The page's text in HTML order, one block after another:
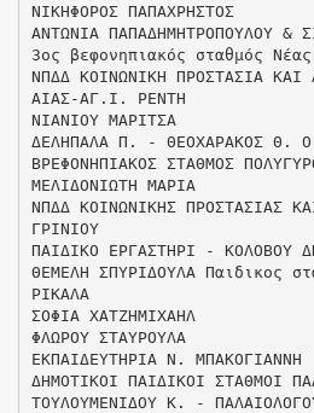
ΝΙΚΗΦΟΡΟΣ ΠΑΠΑΧΡΗΣΤΟΣ
ΑΝΤΩΝΙΑ ΠΑΠΑΔΗΜΗΤΡΟΠΟΥΛΟΥ &
3ος βεφονηπιακός σταθμός
ΝΠΔΔ ΚΟΙΝΩΝΙΚΗ ΠΡΟΣΤΑΣΙΑ ΚΑΙ
ΑΙΑΣ-ΑΓ.Ι. ΡΕΝΤΗ
ΝΙΑΝΙΟΥ ΜΑΡΙΤΣΑ
ΔΕΛΗΠΑΛΑ Π. - ΘΕΟΧΑΡΑΚΟΣ Θ.
ΒΡΕΦΟΝΗΠΙΑΚΟΣ ΣΤΑΘΜΟΣ
ΜΕΛΙΔΟΝΙΩΤΗ ΜΑΡΙΑ
ΝΠΔΔ ΚΟΙΝΩΝΙΚΗΣ ΠΡΟΣΤΑΣΙΑΣ
ΓΡΙΝΙΟΥ
ΠΑΙΔΙΚΟ ΕΡΓΑΣΤΗΡΙ - ΚΟΛΟΒΟΥ
ΘΕΜΕΛΗ ΣΠΥΡΙΔΟΥΛΑ Παιδικος
ΡΙΚΑΛΑ
ΣΟΦΙΑ ΧΑΤΖΗΜΙΧΑΗΛ
ΦΛΩΡΟΥ ΣΤΑΥΡΟΥΛΑ
ΕΚΠΑΙΔΕΥΤΗΡΙΑ Ν. ΜΠΑΚΟΓΙΑΝΝΗ
ΔΗΜΟΤΙΚΟΙ ΠΑΙΔΙΚΟΙ ΣΤΑΘΜΟΙ
ΤΟΥΛΟΥΜΕΝΙΔΟΥ Κ. -